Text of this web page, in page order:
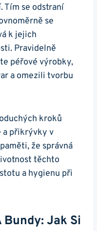
Tím se odstraní
se
k jejich
Pravidelně
péřové výrobky,
a omezili tvorbu
kroků
a přikrývky v
že správná
těchto
a hygienu při
Bundy: Jak Si